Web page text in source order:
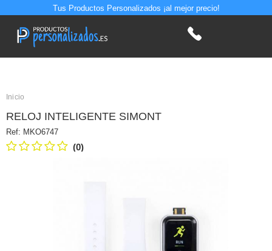
Tus Productos Personalizados ¡al mejor precio!
Inicio
RELOJ INTELIGENTE SIMONT
Ref: MKO6747
(0)